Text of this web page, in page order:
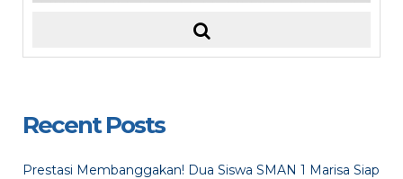
Recent Posts
Prestasi Membanggakan! Dua Siswa SMAN 1 Marisa Siap